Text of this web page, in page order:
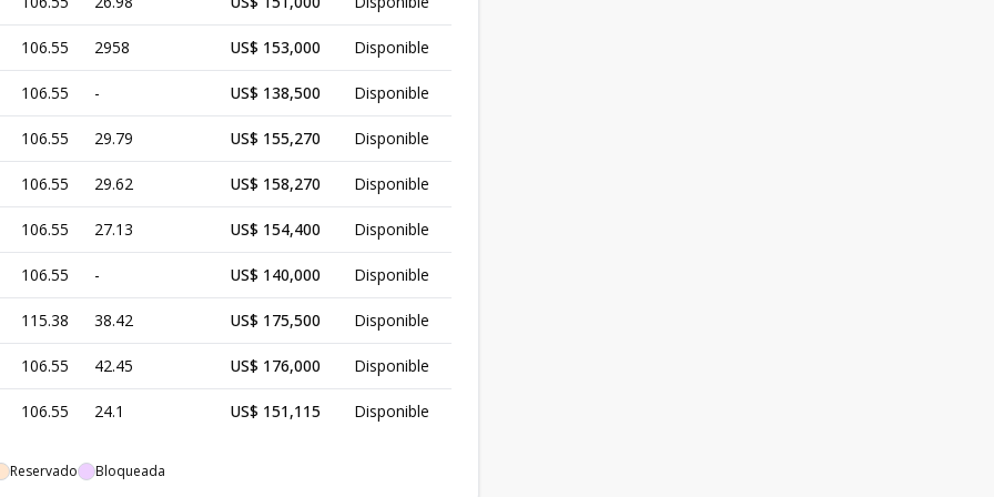
106.55 2958 US$ 153,000 Disponible
106.55 - US$ 138,500 Disponible
106.55 29.79 US$ 155,270 Disponible
106.55 29.62 US$ 158,270 Disponible
106.55 27.13 US$ 154,400 Disponible
106.55 - US$ 140,000 Disponible
115.38 38.42 US$ 175,500 Disponible
106.55 42.45 US$ 176,000 Disponible
106.55 24.1 US$ 151,115 Disponible
Reservado Bloqueada